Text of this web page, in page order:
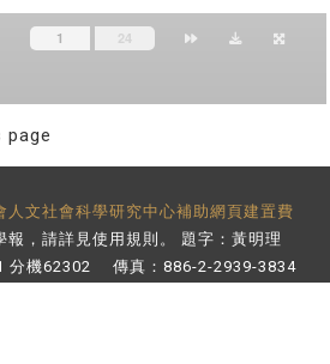
page
人文社會科學研究中心補助網頁建置費
報，請詳見使用規則 。 題字：黃明理
分機62302 傳真：886-2-2939-3834